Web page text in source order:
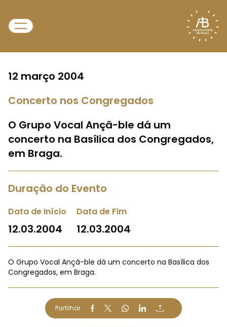
12 março 2004
Concerto nos Congregados
O Grupo Vocal Ançã-ble dá um
concerto na Basílica dos Congregados,
em Braga.
Duração do Evento
Data de Início
12.03.2004
Data de Fim
12.03.2004
O Grupo Vocal Ançã-ble dá um concerto na Basílica dos
Congregados, em Braga.
Partilhar